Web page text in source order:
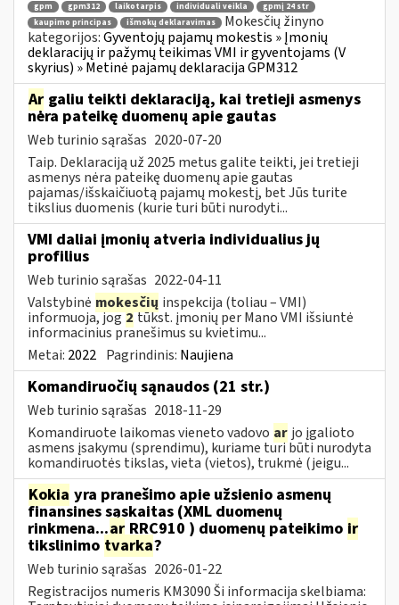
gpm gpm312 laikotarpis individuali veikla
gpmį 24 str
kaupimo principas
išmokų deklaravimas
Mokesčių žinyno
kategorijos:Gyventojų pajamų mokestis » Įmonių
deklaracijų ir pažymų teikimas VMI ir gyventojams (V
skyrius) » Metinė pajamų deklaracija GPM312
Ar galiu teikti deklaraciją, kai tretieji asmenys
nėra pateikę duomenų apie gautas
Web turinio sąrašas 2020-07-20
Taip. Deklaraciją už 2025 metus galite teikti, jei tretieji
asmenys nėra pateikę duomenų apie gautas
pajamas/išskaičiuotą pajamų mokestį, bet Jūs turite
tikslius duomenis (kurie turi būti nurodyti...
VMI daliai įmonių atveria individualius jų
profilius
Web turinio sąrašas 2022-04-11
Valstybinė mokesčių inspekcija (toliau – VMI)
informuoja, jog2tūkst. įmonių per Mano VMI išsiuntė
informacinius pranešimus su kvietimu...
Metai: 2022 Pagrindinis: Naujiena
Komandiruočių sąnaudos (21 str.)
Web turinio sąrašas 2018-11-29
Komandiruote laikomas vieneto vadovo ar jo įgalioto
asmens įsakymu (sprendimu), kuriame turi būti nurodyta
komandiruotės tikslas, vieta (vietos), trukmė (jeigu...
Kokia yra pranešimo apie užsienio asmenų
finansines sąskaitas (XML duomenų
rinkmena...ar RRC910 ) duomenų pateikimo ir
tikslinimo tvarka?
Web turinio sąrašas 2026-01-22
Registracijos numeris KM3090 Ši informacija skelbiama: